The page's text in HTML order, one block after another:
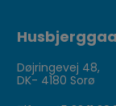
Døjringevej 48,
DK- 4180 Sorø